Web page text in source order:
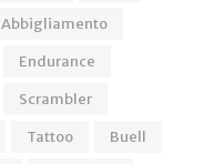
Abbigliamento
Endurance
Scrambler
Tattoo
Buell